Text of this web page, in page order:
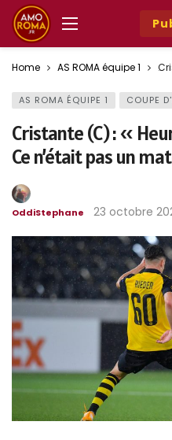
Home AS ROMA équipe 1
AS ROMA ÉQUIPE 1 COUPE
Cristante (C) : «
Ce n’était pas un
OddiStephane 23 octobre